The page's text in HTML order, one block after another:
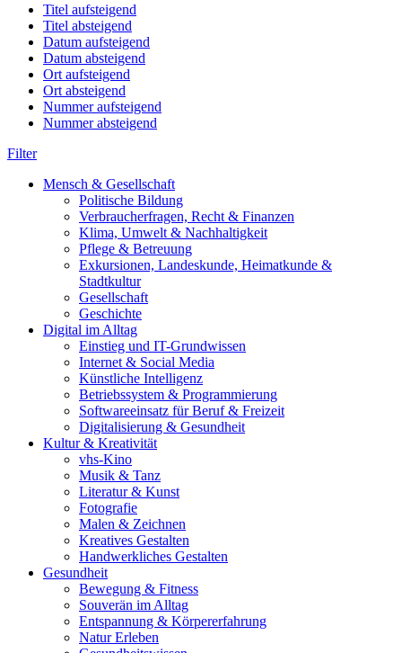
Titel aufsteigend
Titel absteigend
Datum aufsteigend
Datum absteigend
Ort aufsteigend
Ort absteigend
Nummer aufsteigend
Nummer absteigend
Filter
Mensch & Gesellschaft
Politische Bildung
Verbraucherfragen, Recht & Finanzen
Klima, Umwelt & Nachhaltigkeit
Pflege & Betreuung
Exkursionen, Landeskunde, Heimatkunde &
Stadtkultur
Gesellschaft
Geschichte
Digital im Alltag
Einstieg und IT-Grundwissen
Internet & Social Media
Künstliche Intelligenz
Betriebssystem & Programmierung
Softwareeinsatz für Beruf & Freizeit
Digitalisierung & Gesundheit
Kultur & Kreativität
vhs-Kino
Musik & Tanz
Literatur & Kunst
Fotografie
Malen & Zeichnen
Kreatives Gestalten
Handwerkliches Gestalten
Gesundheit
Bewegung & Fitness
Souverän im Alltag
Entspannung & Körpererfahrung
Natur Erleben